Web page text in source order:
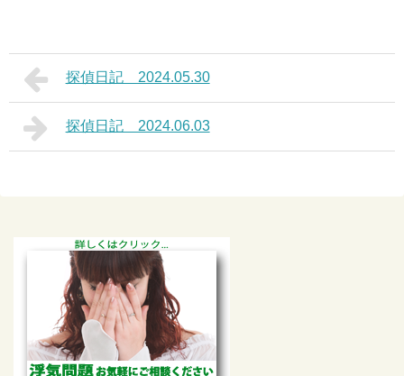
探偵日記 2024.05.30
探偵日記 2024.06.03